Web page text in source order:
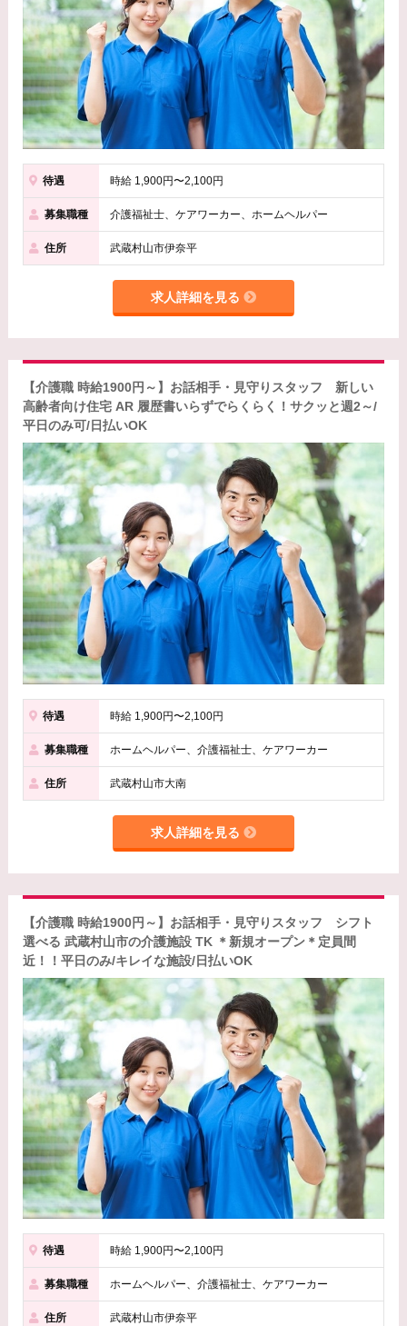
待遇 時給 1,900円〜2,100円
募集職種 介護福祉士、ケアワーカー、ホームヘルパー
住所 武蔵村山市伊奈平
求人詳細を見る
【介護職 時給1900円～】お話相手・見守りスタッフ 新しい
高齢者向け住宅 AR 履歴書いらずでらくらく！サクッと週2～/
平日のみ可/日払いOK
待遇 時給 1,900円〜2,100円
募集職種 ホームヘルパー、介護福祉士、ケアワーカー
住所 武蔵村山市大南
求人詳細を見る
【介護職 時給1900円～】お話相手・見守りスタッフ シフト
選べる 武蔵村山市の介護施設 TK ＊新規オープン＊定員間
近！！平日のみ/キレイな施設/日払いOK
待遇 時給 1,900円〜2,100円
募集職種 ホームヘルパー、介護福祉士、ケアワーカー
住所 武蔵村山市伊奈平